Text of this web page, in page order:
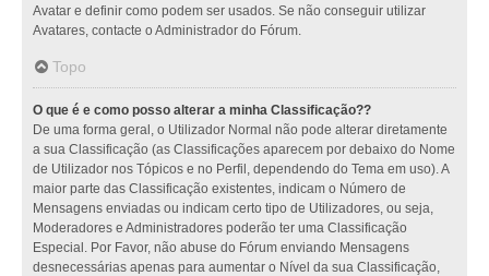
Avatar e definir como podem ser usados. Se não conseguir utilizar
Avatares, contacte o Administrador do Fórum.
Topo
O que é e como posso alterar a minha Classificação??
De uma forma geral, o Utilizador Normal não pode alterar diretamente
a sua Classificação (as Classificações aparecem por debaixo do Nome
de Utilizador nos Tópicos e no Perfil, dependendo do Tema em uso). A
maior parte das Classificação existentes, indicam o Número de
Mensagens enviadas ou indicam certo tipo de Utilizadores, ou seja,
Moderadores e Administradores poderão ter uma Classificação
Especial. Por Favor, não abuse do Fórum enviando Mensagens
desnecessárias apenas para aumentar o Nível da sua Classificação,